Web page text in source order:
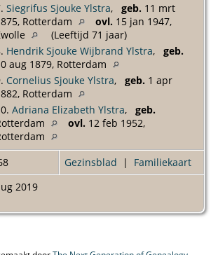
Siegrifus Sjouke Ylstra, geb. 11 mrt
Rotterdam
ovl. 15 jan 1947,
(Leeftijd 71 jaar)
Hendrik Sjouke Wijbrand Ylstra, geb.
aug 1879, Rotterdam
Cornelius Sjouke Ylstra, geb. 1 apr
Rotterdam
Adriana Elizabeth Ylstra, geb.
ovl. 12 feb 1952,
Gezinsblad | Familiekaart
2019